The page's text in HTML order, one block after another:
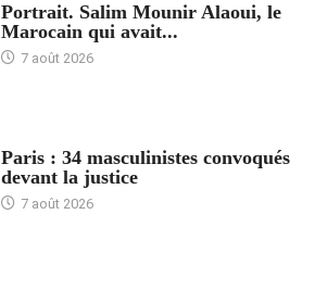
Portrait. Salim Mounir Alaoui, le
Marocain qui avait...
7 août 2026
Paris : 34 masculinistes convoqués
devant la justice
7 août 2026